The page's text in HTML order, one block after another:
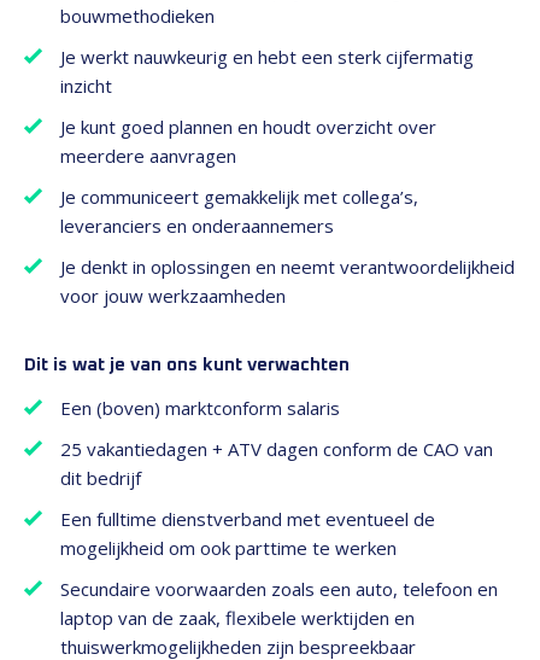
bouwmethodieken
Je werkt nauwkeurig en hebt een sterk cijfermatig
inzicht
Je kunt goed plannen en houdt overzicht over
meerdere aanvragen
Je communiceert gemakkelijk met collega’s,
leveranciers en onderaannemers
Je denkt in oplossingen en neemt verantwoordelijkheid
voor jouw werkzaamheden
Dit is wat je van ons kunt verwachten
Een (boven) marktconform salaris
25 vakantiedagen + ATV dagen conform de CAO van
dit bedrijf
Een fulltime dienstverband met eventueel de
mogelijkheid om ook parttime te werken
Secundaire voorwaarden zoals een auto, telefoon en
laptop van de zaak, flexibele werktijden en
thuiswerkmogelijkheden zijn bespreekbaar